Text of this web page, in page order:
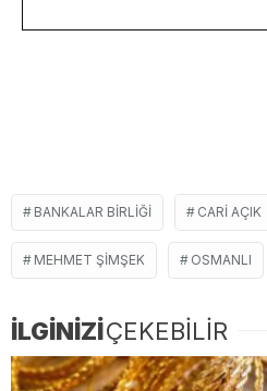
BANKALAR BIRLIĞI CARI AÇIK
MEHMET ŞIMŞEK OSMANLI
İLGİNİZİÇEKEBİLİR